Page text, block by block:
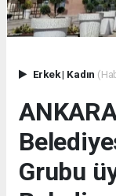
Erkek| Kadın
Grubu